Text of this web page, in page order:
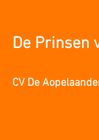
De Prinsen
CV De